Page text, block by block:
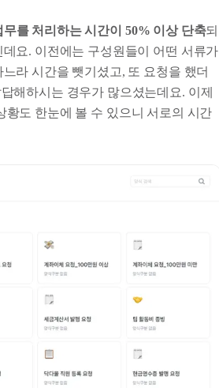
무를 처리하는 시간이 50% 이상 단축되
요. 이전에는 구성원들이 어떤 서류가
라 시간을 뺏기셨고, 또 요청을 했더
해하시는 경우가 많으셨는데요. 이제
황도 한눈에 볼 수 있으니 서로의 시간